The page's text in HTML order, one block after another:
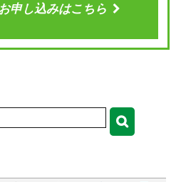
申し込みはこちら